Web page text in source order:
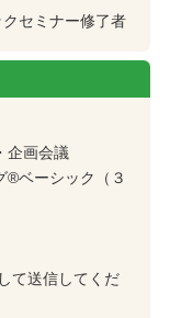
セミナー修了者
企画会議
®︎ベーシック（３
て送信してくだ